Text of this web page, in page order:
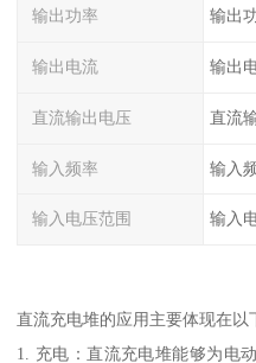
输出功率 输出
输出电流 输出
直流输出电压 直流
输入频率 输入
输入电压范围 输入
直流充电堆的应用主要体现在以
1. 充电：直流充电堆能够为电